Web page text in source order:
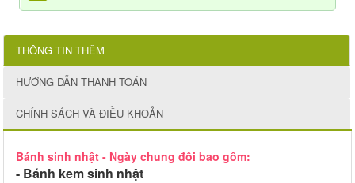
THÔNG TIN THÊM
HƯỚNG DẪN THANH TOÁN
CHÍNH SÁCH VÀ ĐIỀU KHOẢN
Bánh sinh nhật - Ngày chung đôi bao gồm:
- Bánh kem sinh nhật